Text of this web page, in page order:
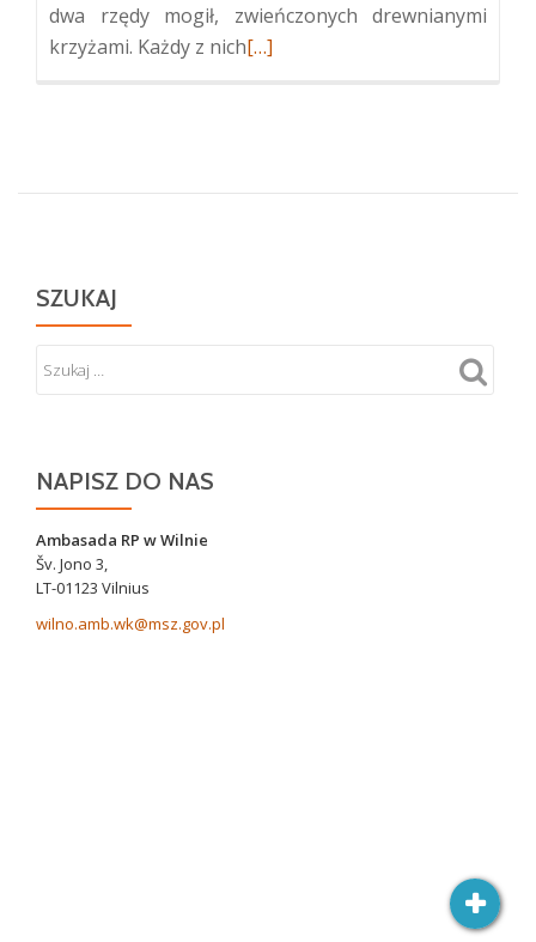
dwa rzędy mogił, zwieńczonych drewnianymi
krzyżami. Każdy z nichWięcej
Rossie
Syna
[…]
SZUKAJ
NAPISZ DO NAS
Ambasada RP w Wilnie
Šv. Jono 3,
LT-01123 Vilnius
wilno.amb.wk@msz.gov.pl